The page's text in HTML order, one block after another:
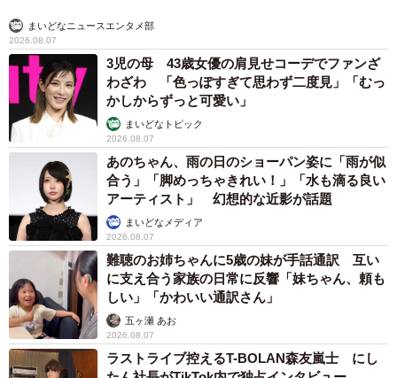
まいどなニュースエンタメ部
2026.08.07
3児の母 43歳女優の肩見せコーデでファンざ
わざわ 「色っぽすぎて思わず二度見」「むっ
かしからずっと可愛い」
まいどなトピック
2026.08.07
あのちゃん、雨の日のショーパン姿に「雨が似
合う」「脚めっちゃきれい！」「水も滴る良い
アーティスト」 幻想的な近影が話題
まいどなメディア
2026.08.07
難聴のお姉ちゃんに5歳の妹が手話通訳 互い
に支え合う家族の日常に反響「妹ちゃん、頼も
しい」「かわいい通訳さん」
五ヶ瀬 あお
2026.08.07
ラストライブ控えるT-BOLAN森友嵐士 にし